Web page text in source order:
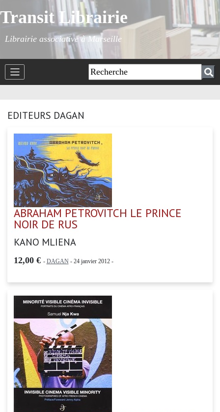
Transit Librairie
Librairie associative à Marseille
EDITEURS DAGAN
ABRAHAM PETROVITCH LE PRINCE
NOIR DE RUS
KANO MLIENA
12,00 € - DAGAN- 24 janvier 2012 -